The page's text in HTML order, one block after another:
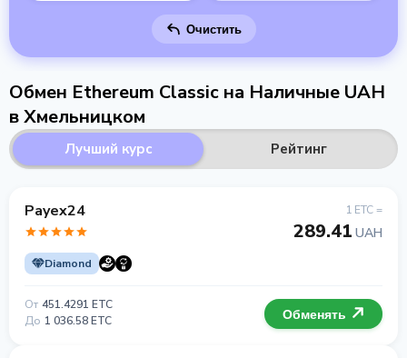
Очистить
Обмен Ethereum Classic на Наличные UAH
в Хмельницком
Лучший курс Рейтинг
Payex24
Diamond
1 ETC =
289.41 UAH
От 451.4291 ETC
До 1 036.58 ETC Обменять